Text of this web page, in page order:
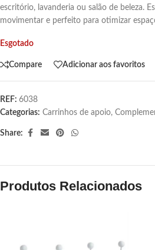
escritório, lavanderia ou salão de beleza.
movimentar e perfeito para otimizar
Esgotado
Compare Adicionar aos favoritos
REF: 6038
Categorias: Carrinhos de apoio,
Share:
Produtos Relacionados